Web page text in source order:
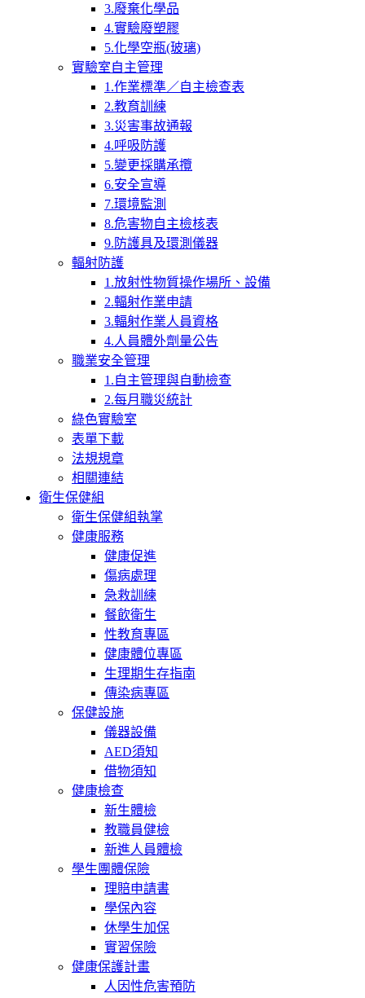
3.廢棄化學品
4.實驗廢塑膠
5.化學空瓶(玻璃)
實驗室自主管理
1.作業標準／自主檢查表
2.教育訓練
3.災害事故通報
4.呼吸防護
5.變更採購承攬
6.安全宣導
7.環境監測
8.危害物自主檢核表
9.防護具及環測儀器
輻射防護
1.放射性物質操作場所、設備
2.輻射作業申請
3.輻射作業人員資格
4.人員體外劑量公告
職業安全管理
1.自主管理與自動檢查
2.每月職災統計
綠色實驗室
表單下載
法規規章
相關連結
衛生保健組
衛生保健組執掌
健康服務
健康促進
傷病處理
急救訓練
餐飲衛生
性教育專區
健康體位專區
生理期生存指南
傳染病專區
保健設施
儀器設備
AED須知
借物須知
健康檢查
新生體檢
教職員健檢
新進人員體檢
學生團體保險
理賠申請書
學保內容
休學生加保
實習保險
健康保護計畫
人因性危害預防